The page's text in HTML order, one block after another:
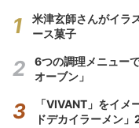
米津玄師さんがイラ
ース菓子
6つの調理メニュー
オーブン」
「VIVANT」をイ
ドデカイラーメン」